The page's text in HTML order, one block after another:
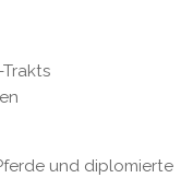
und diplomierte